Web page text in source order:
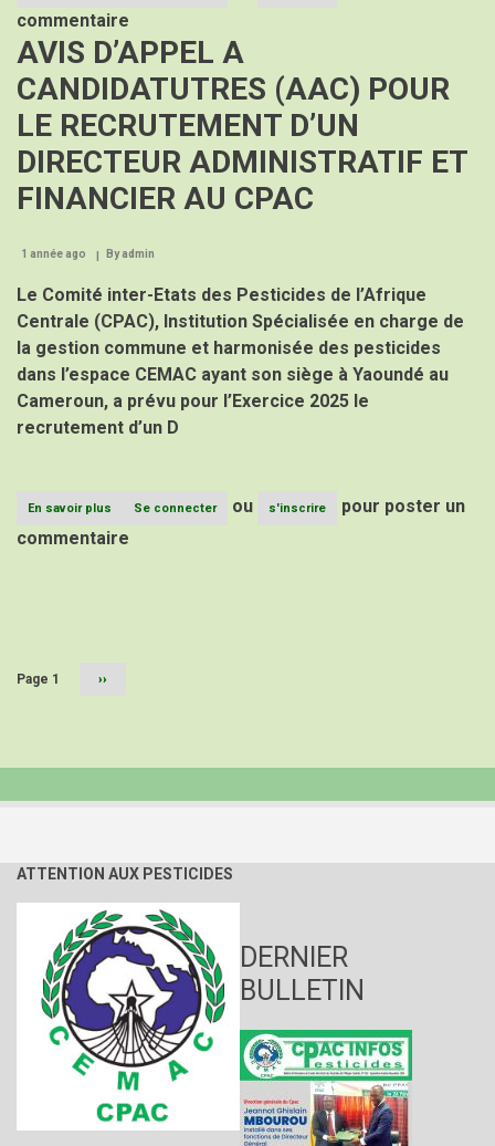
APPEL
A
MANIFESTATION
D’INTERET
(AMI)
POUR
LE
RECRUTEMENT
D’UN
CHARGE
DE
CARTE
DE
LA
ZONE
CEMAC
commentaire
AVIS D’APPEL A
CANDIDATUTRES (AAC) POUR
LE RECRUTEMENT D’UN
DIRECTEUR ADMINISTRATIF ET
FINANCIER AU CPAC
1 année ago Byadmin
Le Comité inter-Etats des Pesticides de l’Afrique
Centrale (CPAC), Institution Spécialisée en charge de
la gestion commune et harmonisée des pesticides
dans l’espace CEMAC ayant son siège à Yaoundé au
Cameroun, a prévu pour l’Exercice 2025 le
recrutement d’un D
En savoir plus
AVIS
D’APPEL
DIRECTEUR
AU
Se connecter ou s'inscrire
pour poster un
commentaire
Page 1
Page
››
ATTENTION AUX PESTICIDES
DERNIER
BULLETIN